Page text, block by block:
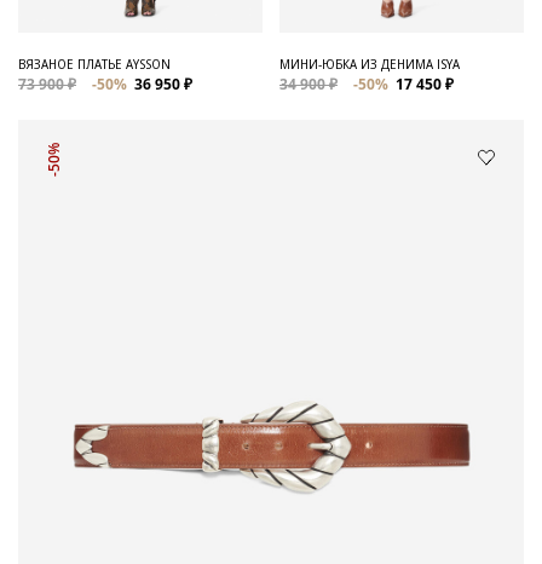
ВЯЗАНОЕ ПЛАТЬЕ AYSSON
73 900 ₽ -50% 36 950 ₽
МИНИ-ЮБКА ИЗ ДЕНИМА ISYA
34 900 ₽ -50% 17 450 ₽
-50%